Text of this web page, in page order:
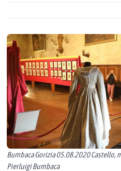
Bumbaca Gorizia 05.08.2020 Castello,
Pierluigi Bumbaca